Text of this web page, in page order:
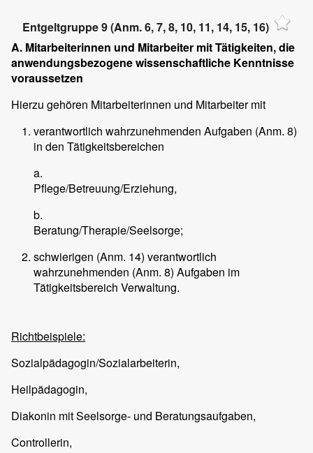
Entgeltgruppe 9 (Anm. 6, 7, 8, 10, 11, 14, 15, 16)
A. Mitarbeiterinnen und Mitarbeiter mit Tätigkeiten, die
anwendungsbezogene wissenschaftliche Kenntnisse
voraussetzen
Hierzu gehören Mitarbeiterinnen und Mitarbeiter mit
verantwortlich wahrzunehmenden Aufgaben (Anm. 8)
in den Tätigkeitsbereichen
a.
Pflege/Betreuung/Erziehung,
b.
Beratung/Therapie/Seelsorge;
schwierigen (Anm. 14) verantwortlich
wahrzunehmenden (Anm. 8) Aufgaben im
Tätigkeitsbereich Verwaltung.
Richtbeispiele:
Sozialpädagogin/Sozialarbeiterin,
Heilpädagogin,
Diakonin mit Seelsorge- und Beratungsaufgaben,
Controllerin,